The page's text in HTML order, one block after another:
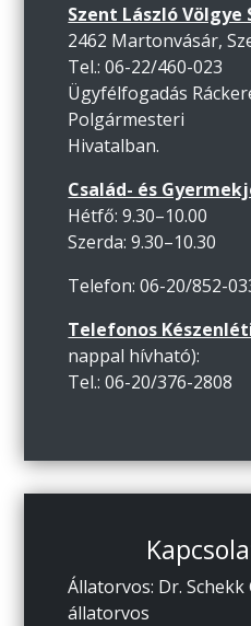
Szent László
2462 Martonvásár,
Tel.: 06-22/460-023
Ügyfélfogadás
Polgármesteri
Hivatalban.
Család- és
Hétfő: 9.30–10.00
Szerda: 9.30–10.30
Telefon: 06-20/852-
Telefonos
nappal hívható):
Tel.: 06-20/376-2808
Állatorvos: Dr.
állatorvos